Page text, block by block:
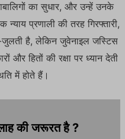
का सुधार, और उन्हें उनके
प्रणाली की तरह गिरफ्तारी,
जुलती है, लेकिन जुवेनाइल जस्टिस
और हितों की रक्षा पर ध्यान देती
में होते हैं।
की जरूरत है ?